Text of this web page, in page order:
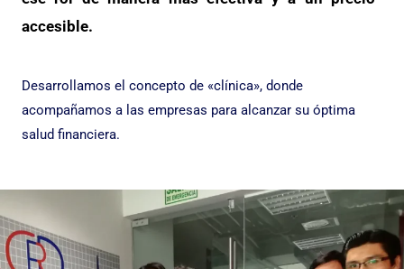
accesible.
Desarrollamos el concepto de «clínica», donde
acompañamos a las empresas para alcanzar su óptima
salud financiera.